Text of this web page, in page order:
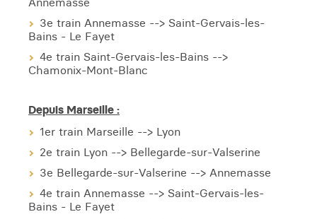
3e train Annemasse --> Saint-Gervais-les-
Bains - Le Fayet
4e train Saint-Gervais-les-Bains -->
Chamonix-Mont-Blanc
Depuis Marseille :
1er train Marseille --> Lyon
2e train Lyon --> Bellegarde-sur-Valserine
3e Bellegarde-sur-Valserine --> Annemasse
4e train Annemasse --> Saint-Gervais-les-
Bains - Le Fayet